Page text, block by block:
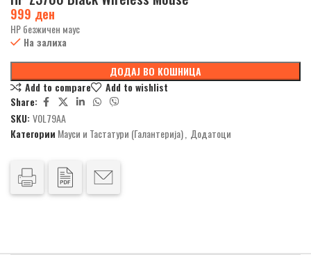
999 ден
HP безжичен маус
На залиха
ДОДАЈ ВО КОШНИЦА
Add to compare
Add to wishlist
Share:
SKU: V0L79AA
Категории Мауси и Тастатури (Галантерија), Додатоци